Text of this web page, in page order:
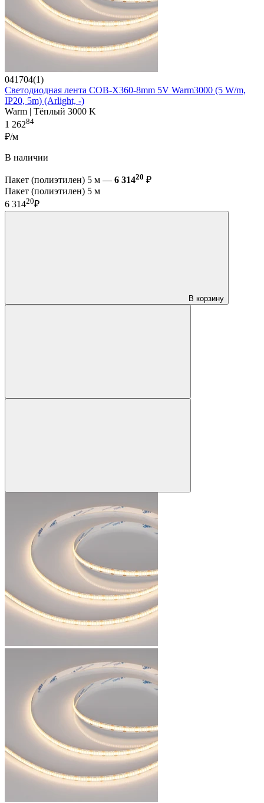
041704(1)
Светодиодная лента COB-X360-8mm 5V Warm3000 (5 W/m,
IP20, 5m) (Arlight, -)
Warm | Тёплый 3000 K
1 26284
₽/м
В наличии
Пакет (полиэтилен) 5 м — 6 31420 ₽
Пакет (полиэтилен) 5 м
6 31420₽
В корзину